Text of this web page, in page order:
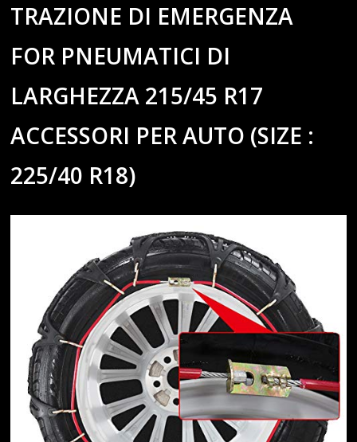
TRAZIONE DI EMERGENZA
FOR PNEUMATICI DI
LARGHEZZA 215/45 R17
ACCESSORI PER AUTO (SIZE :
225/40 R18)